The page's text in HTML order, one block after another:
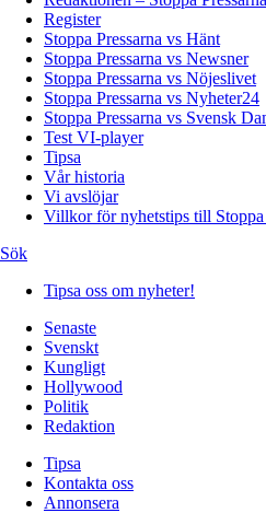
Register
Stoppa Pressarna vs Hänt
Stoppa Pressarna vs Newsner
Stoppa Pressarna vs Nöjeslivet
Stoppa Pressarna vs Nyheter24
Stoppa Pressarna vs Svensk
Test VI-player
Tipsa
Vår historia
Vi avslöjar
Villkor för nyhetstips till Stoppa
Sök
Tipsa oss om nyheter!
Senaste
Svenskt
Kungligt
Hollywood
Politik
Redaktion
Tipsa
Kontakta oss
Annonsera